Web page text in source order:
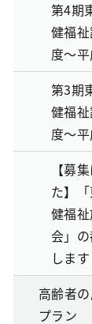
第4期
健福
度～平
第3期
健福
度～平
【募
た】
健福
会」
します
高齢者
プラン